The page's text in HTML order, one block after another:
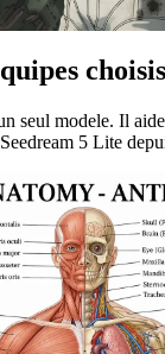
seul modele. Il
5 Lite